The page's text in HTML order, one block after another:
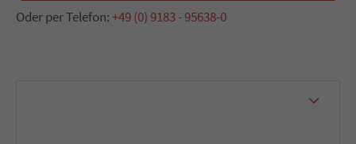
Oder per Telefon:+49 (0) 9183 - 95638-0